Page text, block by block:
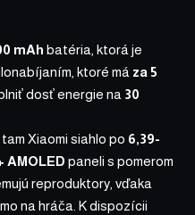
mAh batéria, ktorá je
ktoré má za 5
dosť energie na 30
Xiaomi siahlo po 6,39-
AMOLED paneli s pomerom
reproduktory, vďaka
na hráča. K dispozícii